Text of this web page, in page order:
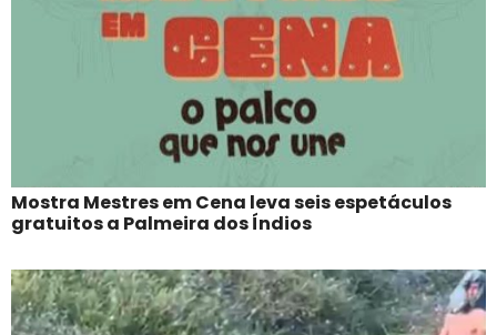
Mostra Mestres em Cena leva seis espetáculos
gratuitos a Palmeira dos Índios